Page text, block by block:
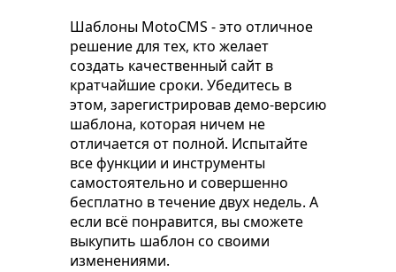
Шаблоны MotoCMS - это отличное
решение для тех, кто желает
создать качественный сайт в
кратчайшие сроки. Убедитесь в
этом, зарегистрировав демо-версию
шаблона, которая ничем не
отличается от полной. Испытайте
все функции и инструменты
самостоятельно и совершенно
бесплатно в течение двух недель. А
если всё понравится, вы сможете
выкупить шаблон со своими
изменениями.